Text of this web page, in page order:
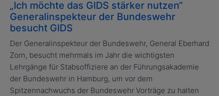
„Ich möchte das GIDS stärker nutzen“
Generalinspekteur der Bundeswehr
besucht GIDS
Der Generalinspekteur der Bundeswehr, General Eberhard
Zorn, besucht mehrmals im Jahr die wichtigsten
Lehrgänge für Stabsoffiziere an der Führungsakademie
der Bundeswehr in Hamburg, um vor dem
Spitzennachwuchs der Bundeswehr Vorträge zu halten